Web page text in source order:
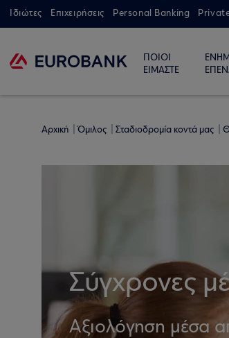
Ιδιώτες Επιχειρήσεις Personal Banking
ΠΟΙΟΙ
ΕΙΜΑΣΤΕ
Αρχική Όμιλος Σταδιοδρομία κοντά μας
Σύγχρονες
Αξιολόγηση μέσα